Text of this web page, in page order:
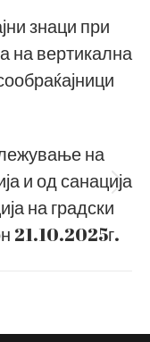
знаци при
на вертикална
на
и од санација
на градски
21.10.2025г.